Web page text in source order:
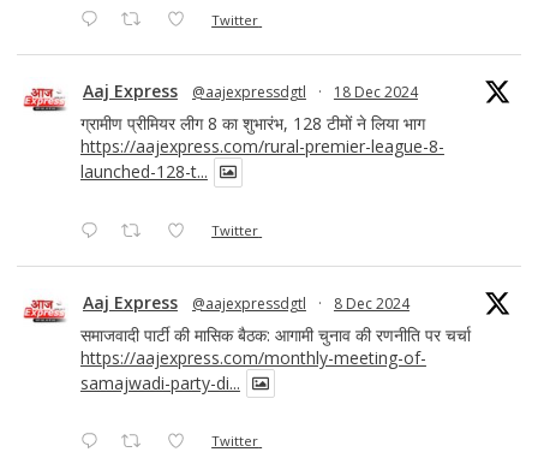
Twitter
Aaj Express @aajexpressdgtl · 18 Dec 2024
ग्रामीण प्रीमियर लीग 8 का शुभारंभ, 128 टीमों ने लिया भाग
https://aajexpress.com/rural-premier-league-8-
launched-128-t...
Twitter
Aaj Express @aajexpressdgtl · 8 Dec 2024
समाजवादी पार्टी की मासिक बैठक: आगामी चुनाव की रणनीति पर चर्चा
https://aajexpress.com/monthly-meeting-of-
samajwadi-party-di...
Twitter